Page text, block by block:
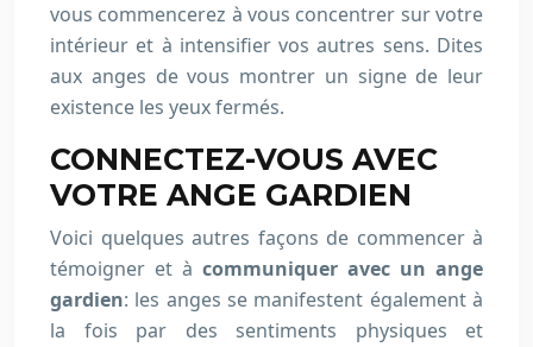
vous commencerez à vous concentrer sur votre
intérieur et à intensifier vos autres sens. Dites
aux anges de vous montrer un signe de leur
existence les yeux fermés.
CONNECTEZ-VOUS AVEC
VOTRE ANGE GARDIEN
Voici quelques autres façons de commencer à
témoigner et à communiquer avec un ange
gardien: les anges se manifestent également à
la fois par des sentiments physiques et